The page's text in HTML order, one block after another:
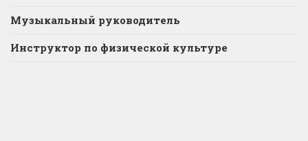
Музыкальный руководитель
Инструктор по физической культуре